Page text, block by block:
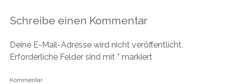
Schreibe einen Kommentar
Deine E-Mail-Adresse wird nicht veröffentlicht.
Erforderliche Felder sind mit * markiert
Kommentar